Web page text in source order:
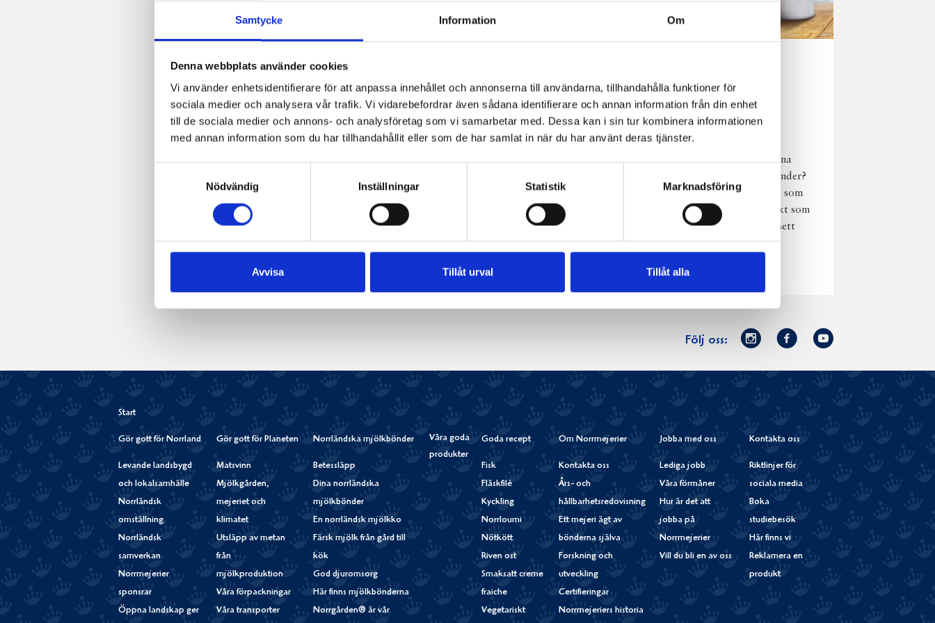
Samtycke Information Om
Denna webbplats använder cookies
Vi använder enhetsidentifierare för att anpassa innehållet och annonserna till användarna, tillhandahålla funktioner för
sociala medier och analysera vår trafik. Vi vidarebefordrar även sådana identifierare och annan information från din enhet
till de sociala medier och annons- och analysföretag som vi samarbetar med. Dessa kan i sin tur kombinera informationen
med annan information som du har tillhandahållit eller som de har samlat in när du har använt deras tjänster.
Nödvändig
Inställningar Statistik Marknadsföring
Avvisa Tillåt urval Tillåt alla
njutning i alla
väder
Har du provat
chokladmjölk från dina
norrländska mjölkbönder?
Den är lika god varm som
kall och passar perfekt som
vardagsnjutning oavsett
väder, året om.
Läs mer
Följ oss:
Norrmejerier
Instagram
Facebook
Youtube
Start
Gör gott för Norrland
Levande landsbygd
och lokalsamhälle
Norrländsk
omställning
Norrländsk
samverkan
Norrmejerier
sponsrar
Öppna landskap ger
Gör gott för Planeten
Matsvinn
Mjölkgården,
mejeriet och
klimatet
Utsläpp av metan
från
mjölkproduktion
Våra förpackningar
Våra transporter
Norrländska mjölkbönder
Betessläpp
Dina norrländska
mjölkbönder
En norrländsk mjölkko
Färsk mjölk från gård till
kök
God djuromsorg
Här finns mjölkbönderna
Norrgården® är vår
Våra goda
produkter
Goda recept
Fisk
Fläskfilé
Kyckling
Norrloumi
Nötkött
Riven ost
Smaksatt creme
fraiche
Vegetariskt
Om Norrmejerier
Kontakta oss
Års- och
hållbarhetsredovisning
Ett mejeri ägt av
bönderna själva
Forskning och
utveckling
Certifieringar
Norrmejeriers historia
Jobba med oss
Lediga jobb
Våra förmåner
Hur är det att
jobba på
Norrmejerier
Vill du bli en av oss
Kontakta oss
Riktlinjer för
sociala media
Boka
studiebesök
Här finns vi
Reklamera en
produkt